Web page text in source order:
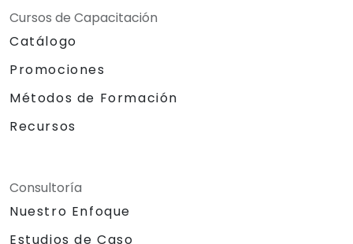
Cursos de Capacitación
Catálogo
Promociones
Métodos de Formación
Recursos
Consultoría
Nuestro Enfoque
Estudios de Caso